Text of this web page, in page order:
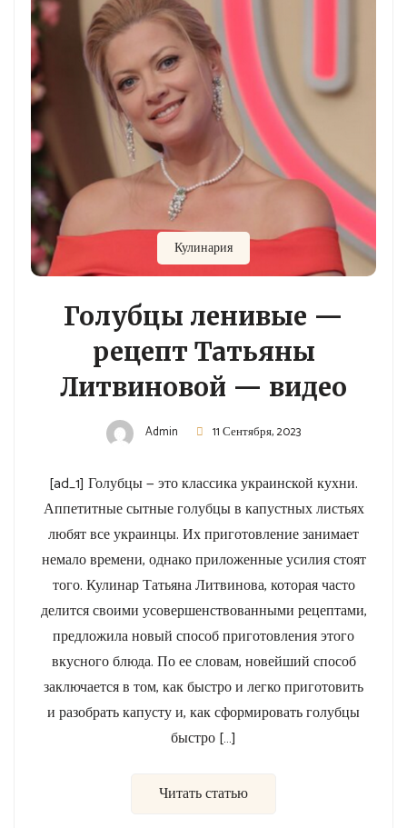
Кулинария
Голубцы ленивые —
рецепт Татьяны
Литвиновой — видео
Admin 11 Сентября, 2023
[ad_1] Голубцы — это классика украинской кухни.
Аппетитные сытные голубцы в капустных листьях
любят все украинцы. Их приготовление занимает
немало времени, однако приложенные усилия стоят
того. Кулинар Татьяна Литвинова, которая часто
делится своими усовершенствованными рецептами,
предложила новый способ приготовления этого
вкусного блюда. По ее словам, новейший способ
заключается в том, как быстро и легко приготовить
и разобрать капусту и, как сформировать голубцы
быстро […]
Читать статью